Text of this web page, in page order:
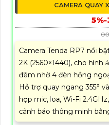
CAMERA QUAY
5%-
Camera Tenda RP7 nổi
2K (2560×1440), cho hình
đêm nhờ 4 đèn hồng
Hỗ trợ quay ngang 355°
hợp mic, loa, Wi-Fi
cảnh báo thông minh